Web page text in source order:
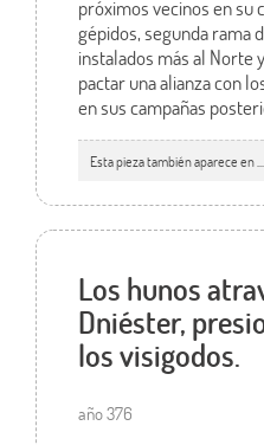
próximos vecinos en su
gépidos, segunda rama
instalados más al Norte
pactar una alianza con
en sus campañas
Esta pieza también aparece en ...
Los hunos
Dniéster,
los visigodos.
año 376